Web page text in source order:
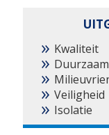
Kwaliteit
Veiligheid
Isolatie